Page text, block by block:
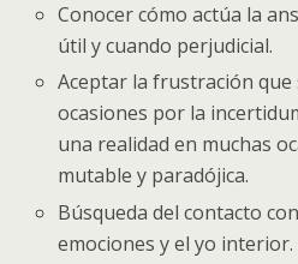
Conocer cómo actúa la
útil y cuando perjudicial.
Aceptar la frustración que
ocasiones por la
una realidad en muchas
mutable y paradójica.
Búsqueda del contacto
emociones y el yo interior.